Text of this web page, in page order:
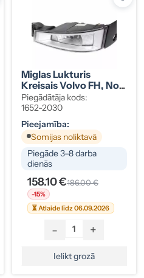
Miglas Lukturis
Kreisais Volvo FH, No
5/12, Hroma Ietvars
Piegādātāja kods:
1652-2030
Pieejamība:
Somijas noliktavā
Piegāde 3–8 darba
dienās
158.10 €186.00 €
-15%
⏳ Atlaide līdz 06.09.2026
- +
Ielikt grozā